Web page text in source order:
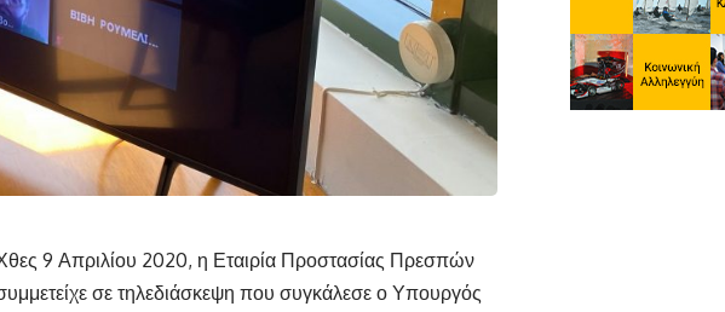
9 Απριλίου 2020, η Εταιρία Προστασίας Πρεσπών
σε τηλεδιάσκεψη που συγκάλεσε ο Υπουργός